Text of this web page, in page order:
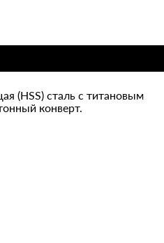
(HSS) сталь c титановым
конверт.